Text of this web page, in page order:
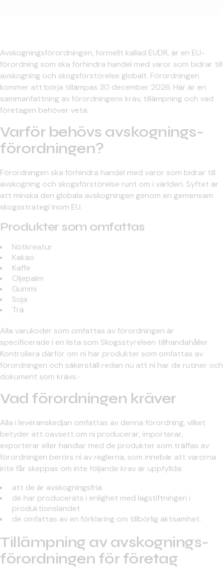
Avskogningsförordningen, formellt kallad EUDR, är en EU-
förordning som ska förhindra handel med varor som bidrar till
avskogning och skogsförstörelse globalt. Förordningen
kommer att börja tillämpas 30 december 2026. Här är en
sammanfattning av förordningens krav, tillämpning och vad
företagen behöver veta.
Varför behövs avskognings­
förordningen?
Förordningen ska förhindra handel med varor som bidrar till
avskogning och skogsförstörelse runt om i världen. Syftet är
att minska den globala avskogningen genom en gemensam
skogsstrategi inom EU.
Produkter som omfattas
Nötkreatur
Kakao
Kaffe
Oljepalm
Gummi
Soja
Trä
Alla varukoder som omfattas av förordningen är
specificerade i en lista som Skogsstyrelsen tillhandahåller.
Kontrollera därför om ni har produkter som omfattas av
förordningen och säkerställ redan nu att ni har de rutiner och
dokument som krävs.
Vad förordningen kräver
Alla i leveranskedjan omfattas av denna förordning, vilket
betyder att oavsett om ni producerar, importerar,
exporterar eller handlar med de produkter som träffas av
förordningen berörs ni av reglerna, som innebär att varorna
inte får skeppas om inte följande krav är uppfyllda:
att de är avskogningsfria
de har producerats i enlighet med lagstiftningen i
produktionslandet
de omfattas av en förklaring om tillbörlig aktsamhet.
Tillämpning av avskognings­
förordningen för företag